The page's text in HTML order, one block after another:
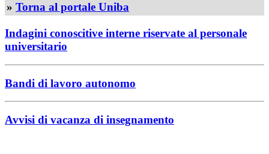
» Torna al portale Uniba
Indagini conoscitive interne riservate al personale
universitario
Bandi di lavoro autonomo
Avvisi di vacanza di insegnamento